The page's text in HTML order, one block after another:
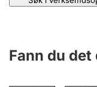
Fann du